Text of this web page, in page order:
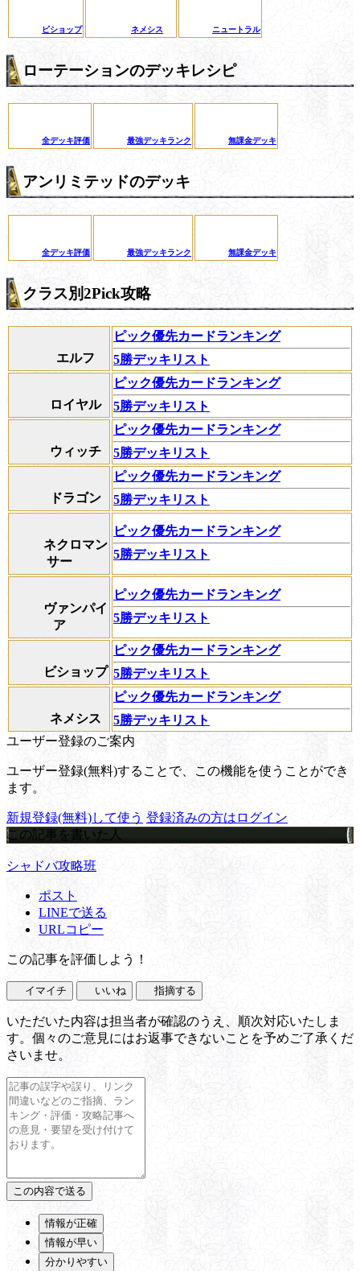
ビショップ ネメシス ニュートラル
ローテーションのデッキレシピ
全デッキ評価 最強デッキランク 無課金デッキ
アンリミテッドのデッキ
全デッキ評価 最強デッキランク 無課金デッキ
クラス別2Pick攻略
エルフ
ピック優先カードランキング
5勝デッキリスト
ロイヤル
ピック優先カードランキング
5勝デッキリスト
ウィッチ
ピック優先カードランキング
5勝デッキリスト
ドラゴン
ピック優先カードランキング
5勝デッキリスト
ネクロマン
サー
ピック優先カードランキング
5勝デッキリスト
ヴァンパイ
ア
ピック優先カードランキング
5勝デッキリスト
ビショップ
ピック優先カードランキング
5勝デッキリスト
ネメシス
ピック優先カードランキング
5勝デッキリスト
ユーザー登録のご案内
ユーザー登録(無料)することで、この機能を使うことができ
ます。
新規登録(無料)して使う 登録済みの方はログイン
この記事を書いた人
シャドバ攻略班
ポスト
LINEで送る
URLコピー
この記事を評価しよう！
イマイチ いいね 指摘する
いただいた内容は担当者が確認のうえ、順次対応いたしま
す。個々のご意見にはお返事できないことを予めご了承くだ
さいませ。
情報が正確
情報が早い
分かりやすい